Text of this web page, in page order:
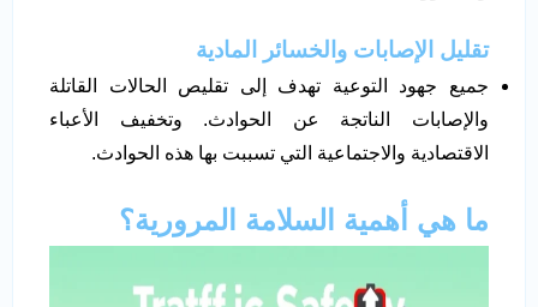
تقليل الإصابات والخسائر المادية
جميع جهود التوعية تهدف إلى تقليص الحالات القاتلة
والإصابات الناتجة عن الحوادث. وتخفيف الأعباء
الاقتصادية والاجتماعية التي تسببت بها هذه الحوادث.
ما هي أهمية السلامة المرورية؟